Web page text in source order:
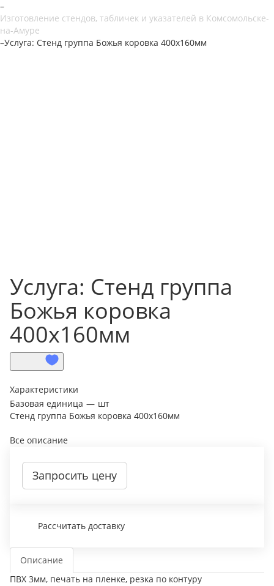
–
Изготовление стендов, табличек и указателей в Комсомольске-
на-Амуре
–Услуга: Стенд группа Божья коровка 400х160мм
Услуга: Стенд группа
Божья коровка
400х160мм
Характеристики
Базовая единица — шт
Стенд группа Божья коровка 400х160мм
Все описание
Запросить цену
Рассчитать доставку
Описание
ПВХ 3мм, печать на пленке, резка по контуру